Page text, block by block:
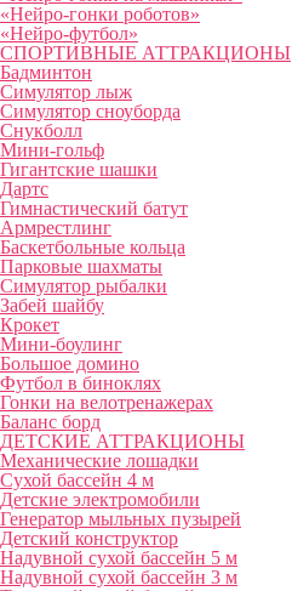
«Нейро-гонки роботов»
«Нейро-футбол»
СПОРТИВНЫЕ АТТРАКЦИОНЫ
Бадминтон
Симулятор лыж
Симулятор сноуборда
Снукболл
Мини-гольф
Гигантские шашки
Дартс
Гимнастический батут
Армрестлинг
Баскетбольные кольца
Парковые шахматы
Симулятор рыбалки
Забей шайбу
Крокет
Мини-боулинг
Большое домино
Футбол в биноклях
Гонки на велотренажерах
Баланс борд
ДЕТСКИЕ АТТРАКЦИОНЫ
Механические лошадки
Сухой бассейн 4 м
Детские электромобили
Генератор мыльных пузырей
Детский конструктор
Надувной сухой бассейн 5 м
Надувной сухой бассейн 3 м